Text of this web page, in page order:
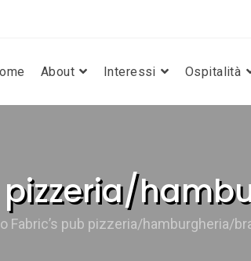
About Interessi Ospitalità
pizzeria/
Fabric’s pub pizzeria/hamburgheria/